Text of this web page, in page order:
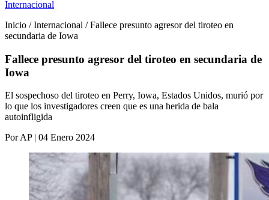
Internacional
Inicio / Internacional / Fallece presunto agresor del tiroteo en
secundaria de Iowa
Fallece presunto agresor del tiroteo en secundaria de
Iowa
El sospechoso del tiroteo en Perry, Iowa, Estados Unidos, murió por
lo que los investigadores creen que es una herida de bala
autoinfligida
Por AP | 04 Enero 2024